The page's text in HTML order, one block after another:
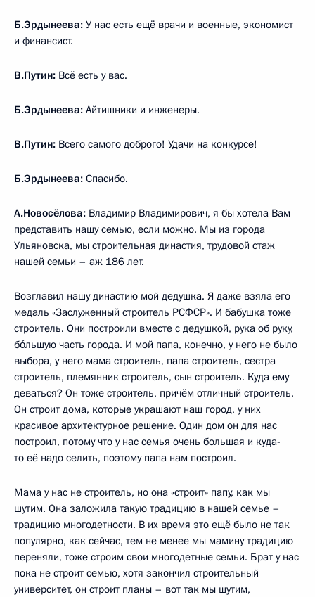
Б.Эрдынеева: У нас есть ещё врачи и военные, экономист
и финансист.
В.Путин: Всё есть у вас.
Б.Эрдынеева: Айтишники и инженеры.
В.Путин: Всего самого доброго! Удачи на конкурсе!
Б.Эрдынеева: Спасибо.
А.Новосёлова: Владимир Владимирович, я бы хотела Вам
представить нашу семью, если можно. Мы из города
Ульяновска, мы строительная династия, трудовой стаж
нашей семьи – аж 186 лет.
Возглавил нашу династию мой дедушка. Я даже взяла его
медаль «Заслуженный строитель РСФСР». И бабушка тоже
строитель. Они построили вместе с дедушкой, рука об руку,
бóльшую часть города. И мой папа, конечно, у него не было
выбора, у него мама строитель, папа строитель, сестра
строитель, племянник строитель, сын строитель. Куда ему
деваться? Он тоже строитель, причём отличный строитель.
Он строит дома, которые украшают наш город, у них
красивое архитектурное решение. Один дом он для нас
построил, потому что у нас семья очень большая и куда-
то её надо селить, поэтому папа нам построил.
Мама у нас не строитель, но она «строит» папу, как мы
шутим. Она заложила такую традицию в нашей семье –
традицию многодетности. В их время это ещё было не так
популярно, как сейчас, тем не менее мы мамину традицию
переняли, тоже строим свои многодетные семьи. Брат у нас
пока не строит семью, хотя закончил строительный
университет, он строит планы – вот так мы шутим,